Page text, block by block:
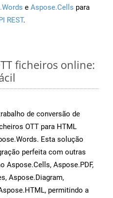
e Aspose.Cells para
REST.
ficheiros online:
de conversão de
OTT para HTML
Esta solução
perfeita com outras
Aspose.Cells, Aspose.PDF,
Aspose.Diagram,
permitindo a